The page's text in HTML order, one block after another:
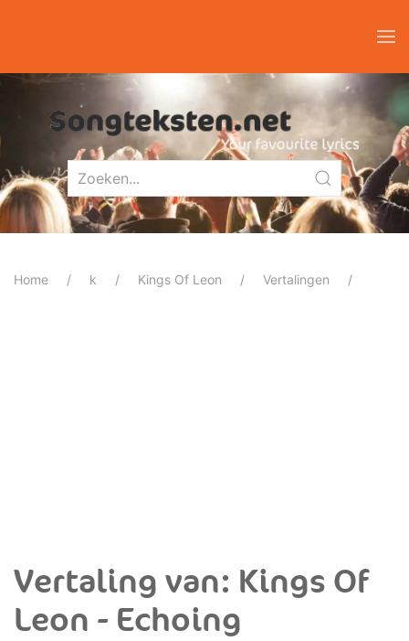
Home k Kings Of Leon Vertalingen
Vertaling van: Kings Of
Leon - Echoing